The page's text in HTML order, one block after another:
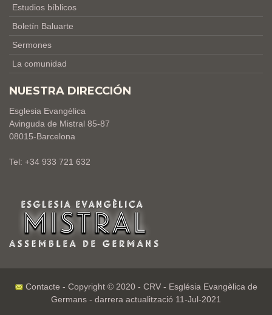
Estudios bíblicos
Boletín Baluarte
Sermones
La comunidad
NUESTRA DIRECCIÓN
Esglesia Evangèlica
Avinguda de Mistral 85-87
08015-Barcelona
Tel: +34 933 721 632
Contacte - Copyright © 2020 - CRV - Església Evangèlica de
Germans - darrera actualització 11-Jul-2021